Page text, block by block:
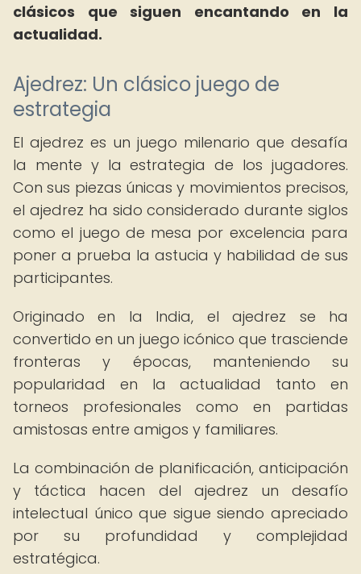
clásicos que siguen encantando en la
actualidad.
Ajedrez: Un clásico juego de
estrategia
El ajedrez es un juego milenario que desafía
la mente y la estrategia de los jugadores.
Con sus piezas únicas y movimientos precisos,
el ajedrez ha sido considerado durante siglos
como el juego de mesa por excelencia para
poner a prueba la astucia y habilidad de sus
participantes.
Originado en la India, el ajedrez se ha
convertido en un juego icónico que trasciende
fronteras y épocas, manteniendo su
popularidad en la actualidad tanto en
torneos profesionales como en partidas
amistosas entre amigos y familiares.
La combinación de planificación, anticipación
y táctica hacen del ajedrez un desafío
intelectual único que sigue siendo apreciado
por su profundidad y complejidad
estratégica.